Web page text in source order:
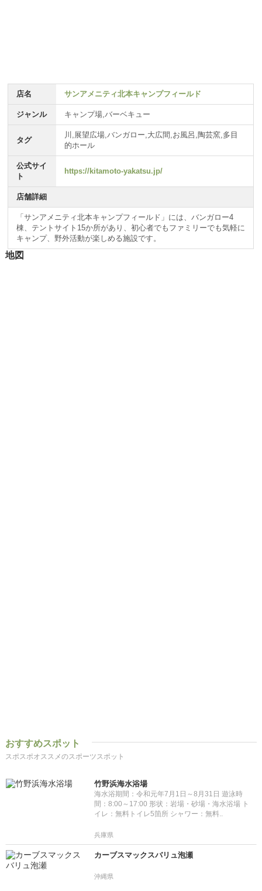
店名 サンアメニティ北本キャンプフィールド
ジャンル キャンプ場,バーベキュー
タグ
川,展望広場,バンガロー,大広間,お風呂,陶芸窯,多目
的ホール
公式サイ
ト
https://kitamoto-yakatsu.jp/
店舗詳細
「サンアメニティ北本キャンプフィールド」には、バンガロー4
棟、テントサイト15か所があり、初心者でもファミリーでも気軽に
キャンプ、野外活動が楽しめる施設です。
地図
おすすめスポット
スポスポオススメのスポーツスポット
竹野浜海水浴場
海水浴期間：令和元年7月1日～8月31日 遊泳時
間：8:00～17:00 形状：岩場・砂場・海水浴場 ト
イレ：無料トイレ5箇所 シャワー：無料..
兵庫県
カーブスマックスバリュ泡瀬
沖縄県